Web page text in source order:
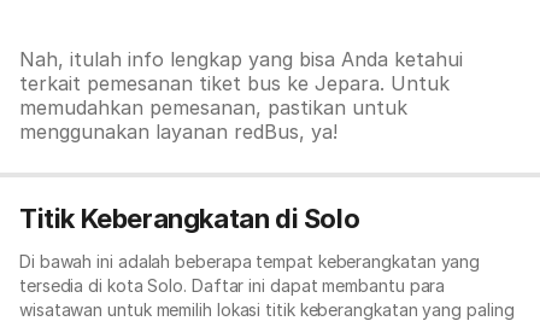
Nah, itulah info lengkap yang bisa Anda ketahui
terkait pemesanan tiket bus ke Jepara. Untuk
memudahkan pemesanan, pastikan untuk
menggunakan layanan redBus, ya!
Titik Keberangkatan di Solo
Di bawah ini adalah beberapa tempat keberangkatan yang
tersedia di kota Solo. Daftar ini dapat membantu para
wisatawan untuk memilih lokasi titik keberangkatan yang paling